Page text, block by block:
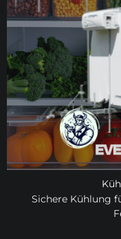
Sichere Kühlung